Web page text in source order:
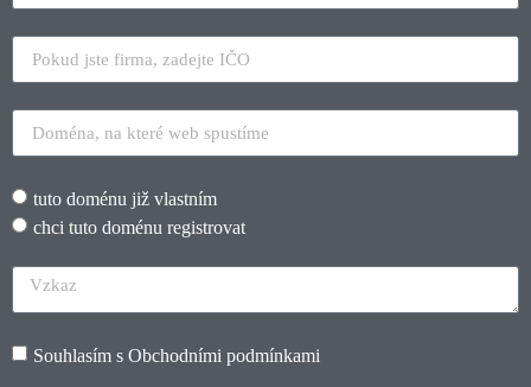
tuto doménu již vlastním
chci tuto doménu registrovat
Souhlasím s Obchodními podmínkami